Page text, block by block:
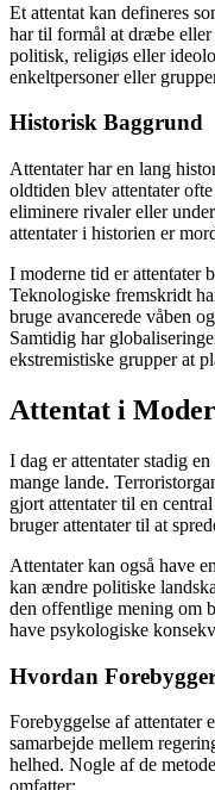
Et attentat kan defineres
har til formål at dræbe eller
politisk, religiøs eller
enkeltpersoner eller
Historisk Baggrund
Attentater har en lang
oldtiden blev attentater
eliminere rivaler eller
attentater i historien er
I moderne tid er attentater
Teknologiske fremskridt
bruge avancerede våben
Samtidig har
ekstremistiske grupper at
Attentat i
I dag er attentater stadig
mange lande.
gjort attentater til en
bruger attentater til at
Attentater kan også have
kan ændre politiske
den offentlige mening om
have psykologiske
Hvordan
Forebyggelse af attentater
samarbejde mellem
helhed. Nogle af de